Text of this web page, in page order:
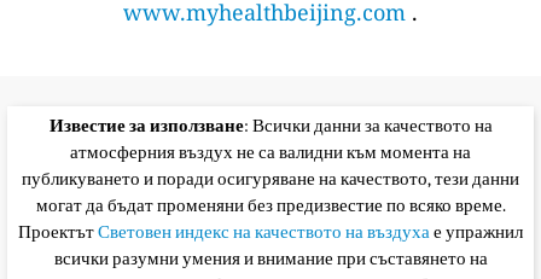
www.myhealthbeijing.com .
Известие за използване: Всички данни за качеството на
атмосферния въздух не са валидни към момента на
публикуването и поради осигуряване на качеството, тези данни
могат да бъдат променяни без предизвестие по всяко време.
ПроектътСветовен индекс на качеството на въздухае упражнил
всички разумни умения и внимание при съставянето на